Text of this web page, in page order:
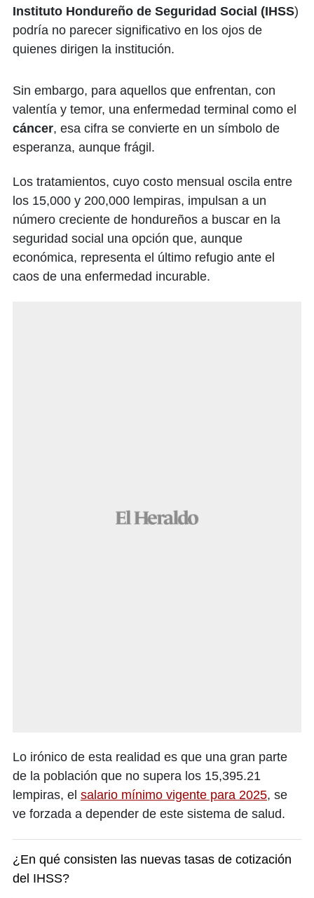
Instituto Hondureño de Seguridad Social (IHSS)
podría no parecer significativo en los ojos de
quienes dirigen la institución.
Sin embargo, para aquellos que enfrentan, con
valentía y temor, una enfermedad terminal como el
cáncer, esa cifra se convierte en un símbolo de
esperanza, aunque frágil.
Los tratamientos, cuyo costo mensual oscila entre
los 15,000 y 200,000 lempiras, impulsan a un
número creciente de hondureños a buscar en la
seguridad social una opción que, aunque
económica, representa el último refugio ante el
caos de una enfermedad incurable.
Lo irónico de esta realidad es que una gran parte
de la población que no supera los 15,395.21
lempiras, el salario mínimo vigente para 2025, se
ve forzada a depender de este sistema de salud.
¿En qué consisten las nuevas tasas de cotización
del IHSS?